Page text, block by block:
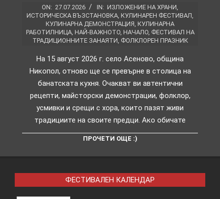
ON: 27.07.2026 IN: ИЗЛОЖЕНИЕ НА ХРАНИ
ИСТОРИЧЕСКА ВЪЗСТАНОВКА КУЛИНАРЕН ФЕСТИВАЛ
КУЛИНАРНА ДЕМОНСТРАЦИЯ КУЛИНАРНА
РАБОТИЛНИЦА, НАЙ-ВАЖНОТО, НАЧАЛО, ФЕСТИВАЛ НА
ТРАДИЦИОННИТЕ ЗАНАЯТИ ФОЛКЛОРЕН ПРАЗНИК
На 15 август 2026 г. село Асеново, община
Никопол, отново ще се превърне в столица на
банатската кухня. Очакват ви автентични
рецепти, майсторски демонстрации, фолклор,
усмивки и срещи с хора, които пазят живи
традициите на своите предци. Ако обичате
ПРОЧЕТИ ОЩЕ :)
ФЕСТИВАЛЕН КАЛЕНДАР